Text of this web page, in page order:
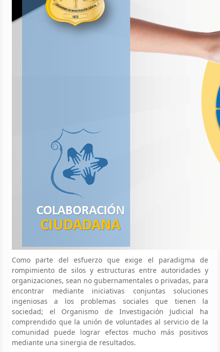
Como parte del esfuerzo que exige el paradigma de
rompimiento de silos y estructuras entre autoridades y
organizaciones, sean no gubernamentales o privadas, para
encontrar mediante iniciativas conjuntas soluciones
ingeniosas a los problemas sociales que tienen la
sociedad; el Organismo de Investigación Judicial ha
comprendido que la unión de voluntades al servicio de la
comunidad puede lograr efectos mucho más positivos
mediante una sinergia de resultados.